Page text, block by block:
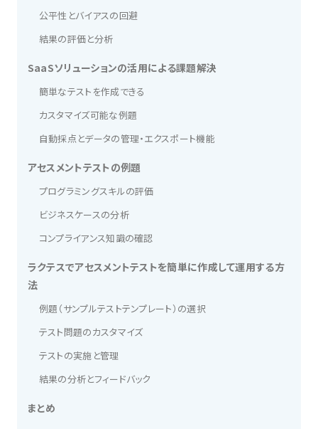
公平性とバイアスの回避
結果の評価と分析
SaaSソリューションの活用による課題解決
簡単なテストを作成できる
カスタマイズ可能な例題
自動採点とデータの管理・エクスポート機能
アセスメントテストの例題
プログラミングスキルの評価
ビジネスケースの分析
コンプライアンス知識の確認
ラクテスでアセスメントテストを簡単に作成して運用する方
法
例題（サンプルテストテンプレート）の選択
テスト問題のカスタマイズ
テストの実施と管理
結果の分析とフィードバック
まとめ